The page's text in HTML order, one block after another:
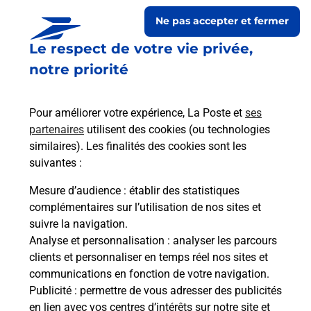
Le respect de votre vie privée,
notre priorité
Pour améliorer votre expérience, La Poste et ses
partenaires utilisent des cookies (ou technologies
similaires). Les finalités des cookies sont les
suivantes :
Mesure d’audience : établir des statistiques
complémentaires sur l’utilisation de nos sites et
suivre la navigation.
Analyse et personnalisation : analyser les parcours
clients et personnaliser en temps réel nos sites et
communications en fonction de votre navigation.
Publicité : permettre de vous adresser des publicités
en lien avec vos centres d’intérêts sur notre site et
Ne pas accepter et fermer
Prochaine collecte du courrierlundià 09h00
210 Avenue De Galargues
34160 Saint Hilaire De Beauvoir
Itinéraire
Le lien s'ouvre dans un nouvel onglet